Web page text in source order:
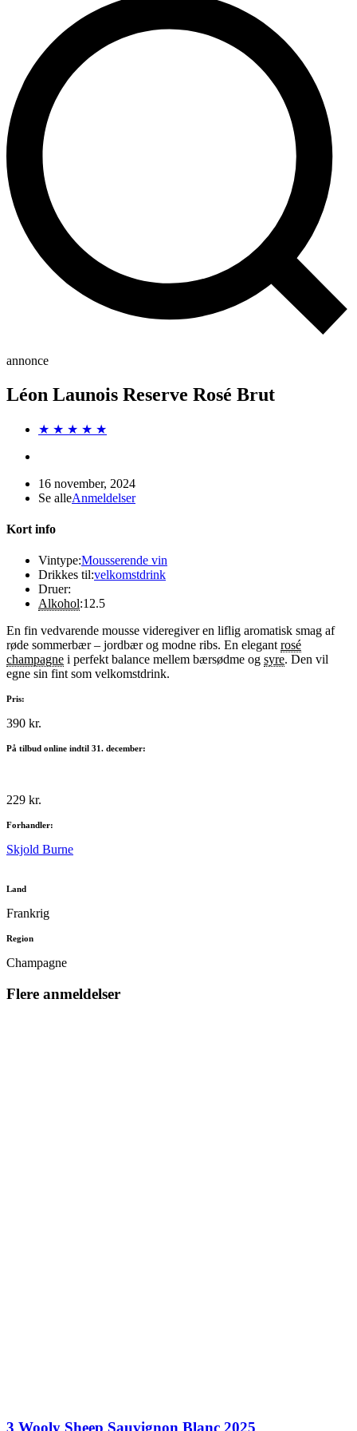
annonce
Léon Launois Reserve Rosé Brut
★ ★ ★ ★ ★
16 november, 2024
Se alleAnmeldelser
Kort info
Vintype:Mousserende vin
Drikkes til:velkomstdrink
Druer:
Alkohol:12.5
En fin vedvarende mousse videregiver en liflig aromatisk smag af
røde sommerbær – jordbær og modne ribs. En elegant rosé
champagne i perfekt balance mellem bærsødme og syre. Den vil
egne sin fint som velkomstdrink.
Pris:
390 kr.
På tilbud online indtil 31. december:
229 kr.
Forhandler:
Skjold Burne
Land
Frankrig
Region
Champagne
Flere anmeldelser
3 Wooly Sheep Sauvignon Blanc 2025